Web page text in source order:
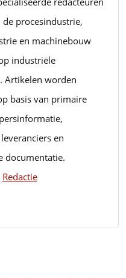
procesindustrie,
en machinebouw
industriële
Artikelen worden
basis van primaire
en
documentatie.
Redactie